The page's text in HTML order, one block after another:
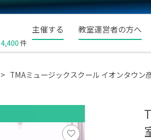
4,400 件
主催する 教室運営者の方へ
TMAミュージックスクール イオンタウン